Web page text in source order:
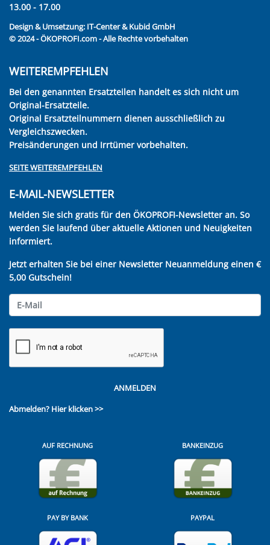
13.00 - 17.00
Design & Umsetzung: IT-Center & Kubid GmbH
© 2024 - ÖKOPROFI.com - Alle Rechte vorbehalten
WEITEREMPFEHLEN
Bei den genannten Ersatzteilen handelt es sich nicht um
Original-Ersatzteile.
Original Ersatzteilnummern dienen ausschließlich zu
Vergleichszwecken.
Preisänderungen und Irrtümer vorbehalten.
SEITE WEITEREMPFEHLEN
E-MAIL-NEWSLETTER
Melden Sie sich gratis für den ÖKOPROFI-Newsletter an. So
werden Sie laufend über aktuelle Aktionen und Neuigkeiten
informiert.
Jetzt erhalten Sie bei einer Newsletter Neuanmeldung einen €
5,00 Gutschein!
ANMELDEN
Abmelden? Hier klicken >>
AUF RECHNUNG BANKEINZUG
PAY BY BANK PAYPAL